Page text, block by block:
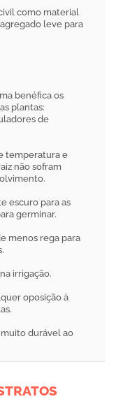
como material
leve para
benéfica os
plantas:
de
temperatura e
não sofram
escuro para as
germinar.
menos rega para
irrigação.
oposição à
durável ao